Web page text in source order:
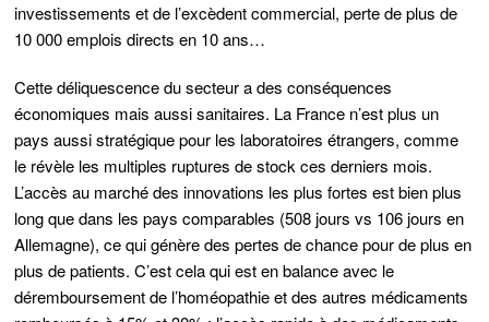
investissements et de l’excèdent commercial, perte de plus de
10 000 emplois directs en 10 ans…
Cette déliquescence du secteur a des conséquences
économiques mais aussi sanitaires. La France n’est plus un
pays aussi stratégique pour les laboratoires étrangers, comme
le révèle les multiples ruptures de stock ces derniers mois.
L’accès au marché des innovations les plus fortes est bien plus
long que dans les pays comparables (508 jours vs 106 jours en
Allemagne), ce qui génère des pertes de chance pour de plus en
plus de patients. C’est cela qui est en balance avec le
déremboursement de l’homéopathie et des autres médicaments